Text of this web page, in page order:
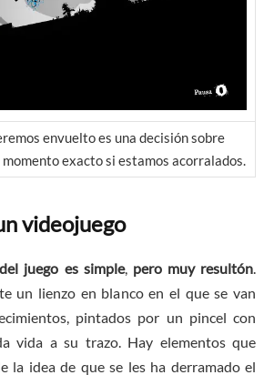
envuelto es una decisión sobre
exacto si estamos acorralados.
videojuego
juego es simple, pero muy resultón.
un lienzo en blanco en el que se van
pintados por un pincel con
vida a su trazo. Hay elementos que
la idea de que se les ha derramado el